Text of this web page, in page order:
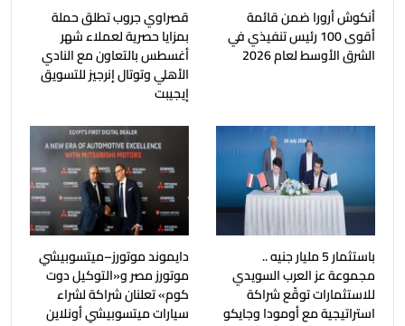
أنكوش أرورا ضمن قائمة
أقوى 100 رئيس تنفيذي في
الشرق الأوسط لعام 2026
قصراوي جروب تطلق حملة
بمزايا حصرية لعملاء شهر
أغسطس بالتعاون مع النادي
الأهلي وتوتال إنرجيز للتسويق
إيجيبت
باستثمار 5 مليار جنيه ..
مجموعة عز العرب السويدي
للاستثمارات توقّع شراكة
استراتيجية مع أومودا وجايكو
دايموند موتورز–ميتسوبيشي
موتورز مصر و«التوكيل دوت
كوم» تعلنان شراكة لشراء
سيارات ميتسوبيشي أونلاين